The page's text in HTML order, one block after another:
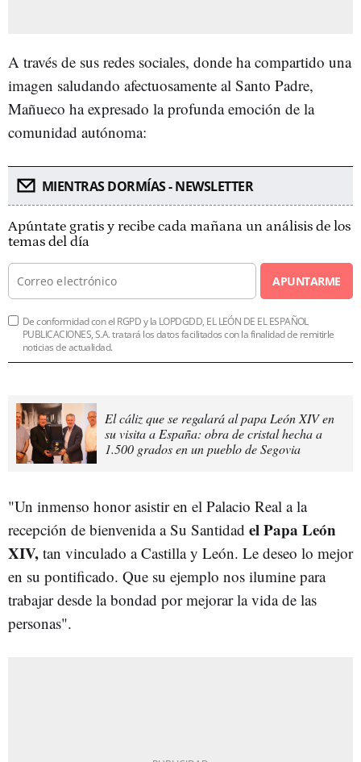
A través de sus redes sociales, donde ha compartido una
imagen saludando afectuosamente al Santo Padre,
Mañueco ha expresado la profunda emoción de la
comunidad autónoma:
MIENTRAS DORMÍAS - NEWSLETTER
Apúntate gratis y recibe cada mañana un análisis de los
temas del día
APUNTARME
De conformidad con el RGPD y la LOPDGDD, EL LEÓN DE EL ESPAÑOL
PUBLICACIONES, S.A. tratará los datos facilitados con la finalidad de remitirle
noticias de actualidad.
El cáliz que se regalará al papa León XIV en
su visita a España: obra de cristal hecha a
1.500 grados en un pueblo de Segovia
"Un inmenso honor asistir en el Palacio Real a la
recepción de bienvenida a Su Santidad el Papa León
XIV, tan vinculado a Castilla y León. Le deseo lo mejor
en su pontificado. Que su ejemplo nos ilumine para
trabajar desde la bondad por mejorar la vida de las
personas".